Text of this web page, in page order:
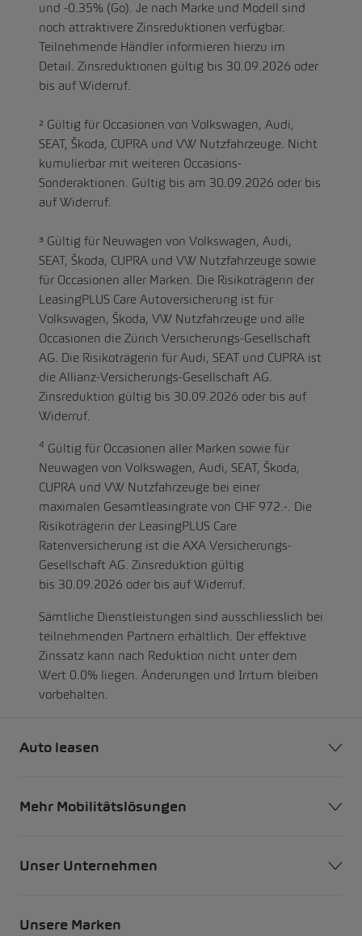
und -0.35% (Go). Je nach Marke und Modell sind
noch attraktivere Zinsreduktionen verfügbar.
Teilnehmende Händler informieren hierzu im
Detail. Zinsreduktionen gültig bis 30.09.2026 oder
bis auf Widerruf.
² Gültig für Occasionen von Volkswagen, Audi,
SEAT, Škoda, CUPRA und VW Nutzfahrzeuge. Nicht
kumulierbar mit weiteren Occasions-
Sonderaktionen. Gültig bis am 30.09.2026 oder bis
auf Widerruf.
³ Gültig für Neuwagen von Volkswagen, Audi,
SEAT, Škoda, CUPRA und VW Nutzfahrzeuge sowie
für Occasionen aller Marken. Die Risikoträgerin der
LeasingPLUS Care Autoversicherung ist für
Volkswagen, Škoda, VW Nutzfahrzeuge und alle
Occasionen die Zürich Versicherungs-Gesellschaft
AG. Die Risikoträgerin für Audi, SEAT und CUPRA ist
die Allianz-Versicherungs-Gesellschaft AG.
Zinsreduktion gültig bis 30.09.2026 oder bis auf
Widerruf.
4 Gültig für Occasionen aller Marken sowie für
Neuwagen von Volkswagen, Audi, SEAT, Škoda,
CUPRA und VW Nutzfahrzeuge bei einer
maximalen Gesamtleasingrate von CHF 972.-. Die
Risikoträgerin der LeasingPLUS Care
Ratenversicherung ist die AXA Versicherungs-
Gesellschaft AG. Zinsreduktion gültig
bis 30.09.2026 oder bis auf Widerruf.
Sämtliche Dienstleistungen sind ausschliesslich bei
teilnehmenden Partnern erhältlich. Der effektive
Zinssatz kann nach Reduktion nicht unter dem
Wert 0.0% liegen. Änderungen und Irrtum bleiben
vorbehalten.
Auto leasen
Mehr Mobilitätslösungen
Unser Unternehmen
Unsere Marken